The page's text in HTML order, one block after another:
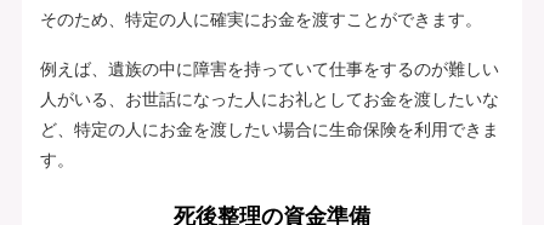
そのため、特定の人に確実にお金を渡すことができます。
例えば、遺族の中に障害を持っていて仕事をするのが難しい
人がいる、お世話になった人にお礼としてお金を渡したいな
ど、特定の人にお金を渡したい場合に生命保険を利用できま
す。
死後整理の資金準備